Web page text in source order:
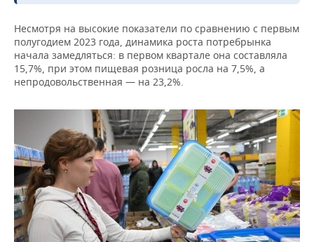
Несмотря на высокие показатели по сравнению с первым
полугодием 2023 года, динамика роста потребрынка
начала замедляться: в первом квартале она составляла
15,7%, при этом пищевая розница росла на 7,5%, а
непродовольственная — на 23,2%.